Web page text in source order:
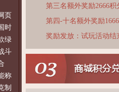
页
时
绿
斗
称
制
第三名额外奖励2666积
第四-十名额外奖励
奖励发放：试玩活动